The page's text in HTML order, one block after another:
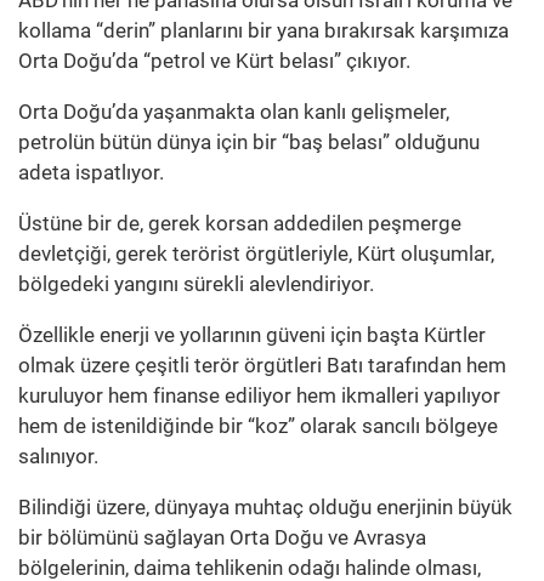
kollama “derin” planlarını bir yana bırakırsak karşımıza
Orta Doğu’da “petrol ve Kürt belası” çıkıyor.
Orta Doğu’da yaşanmakta olan kanlı gelişmeler,
petrolün bütün dünya için bir “baş belası” olduğunu
adeta ispatlıyor.
Üstüne bir de, gerek korsan addedilen peşmerge
devletçiği, gerek terörist örgütleriyle, Kürt oluşumlar,
bölgedeki yangını sürekli alevlendiriyor.
Özellikle enerji ve yollarının güveni için başta Kürtler
olmak üzere çeşitli terör örgütleri Batı tarafından hem
kuruluyor hem finanse ediliyor hem ikmalleri yapılıyor
hem de istenildiğinde bir “koz” olarak sancılı bölgeye
salınıyor.
Bilindiği üzere, dünyaya muhtaç olduğu enerjinin büyük
bir bölümünü sağlayan Orta Doğu ve Avrasya
bölgelerinin, daima tehlikenin odağı halinde olması,